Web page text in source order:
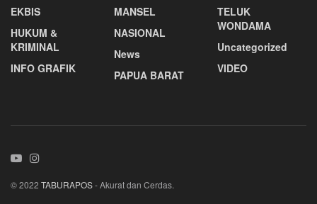
EKBIS
HUKUM &
KRIMINAL
INFO GRAFIK
MANSEL
NASIONAL
News
PAPUA BARAT
TELUK
WONDAMA
Uncategorized
VIDEO
© 2022 TABURAPOS- Akurat dan Cerdas.